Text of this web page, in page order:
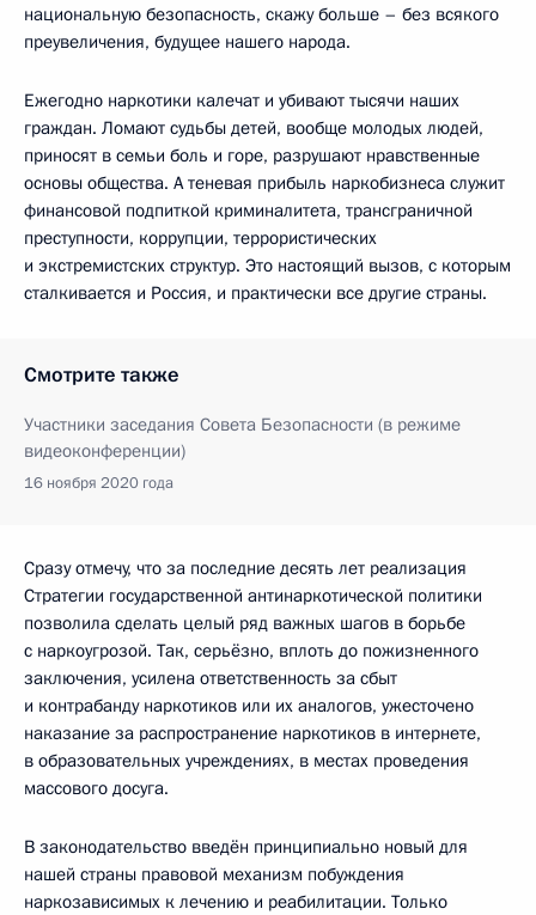
национальную безопасность, скажу больше – без всякого
преувеличения, будущее нашего народа.
Ежегодно наркотики калечат и убивают тысячи наших
граждан. Ломают судьбы детей, вообще молодых людей,
приносят в семьи боль и горе, разрушают нравственные
основы общества. А теневая прибыль наркобизнеса служит
финансовой подпиткой криминалитета, трансграничной
преступности, коррупции, террористических
и экстремистских структур. Это настоящий вызов, с которым
сталкивается и Россия, и практически все другие страны.
Смотрите также
Участники заседания Совета Безопасности (в режиме
видеоконференции)
16 ноября 2020 года
Сразу отмечу, что за последние десять лет реализация
Стратегии государственной антинаркотической политики
позволила сделать целый ряд важных шагов в борьбе
с наркоугрозой. Так, серьёзно, вплоть до пожизненного
заключения, усилена ответственность за сбыт
и контрабанду наркотиков или их аналогов, ужесточено
наказание за распространение наркотиков в интернете,
в образовательных учреждениях, в местах проведения
массового досуга.
В законодательство введён принципиально новый для
нашей страны правовой механизм побуждения
наркозависимых к лечению и реабилитации. Только